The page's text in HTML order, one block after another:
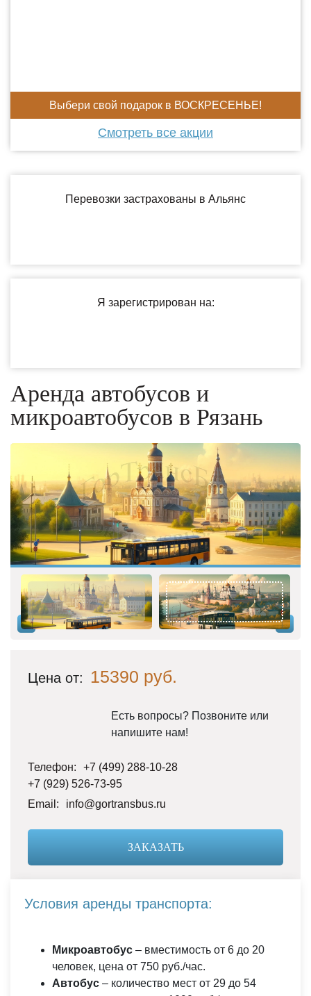
Выбери свой подарок в ВОСКРЕСЕНЬЕ!
Смотреть все акции
Аренда автобусов и
микроавтобусов в Рязань
Цена от: 15390 руб.
Есть вопросы? Позвоните или
напишите нам!
Телефон:
+7 (499) 288-10-28
+7 (929) 526-73-95
Email:
info@gortransbus.ru
ЗАКАЗАТЬ
Условия аренды транспорта:
Микроавтобус – вместимость от 6 до 20
человек, цена от 750 руб./час.
Автобус – количество мест от 29 до 54